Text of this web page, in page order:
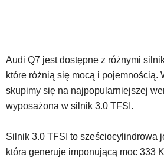
Audi Q7 jest dostępne z różnymi
które różnią się mocą i pojemnością.
skupimy się na najpopularniejszej
wyposażona w silnik 3.0 TFSI.
Silnik 3.0 TFSI to sześciocylindrowa
która generuje imponującą moc 333